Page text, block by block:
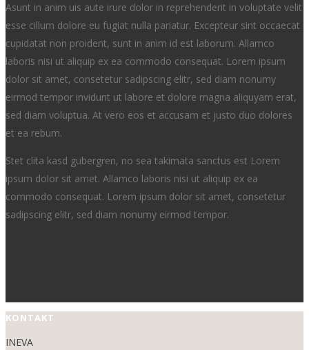
Asunt in anim uis aute irure dolor in reprehenderit in voluptate velit
esse cillum dolore eu fugiat nulla pariatur. Excepteur sint occaecat
cupidatat non proident, sunt in anim id est laborum. Allamco
laboris nisi ut aliquip ex ea commodo consequat. Lorem ipsum
dolor sit amet, consetetur sadipscing elitr, sed diam nonumy
eirmod tempor invidunt ut labore et dolore magna aliquyam erat,
sed diam voluptua. At vero eos et accusam et justo duo dolores
et ea rebum.
Stet clita kasd gubergren, no sea takimata sanctus est Lorem
ipsum dolor sit amet. Allamco laboris nisi ut aliquip ex ea
commodo consequat. Lorem ipsum dolor sit amet, consetetur
sadipscing elitr, sed diam nonumy eirmod tempor.
KONTAKT
INEVA